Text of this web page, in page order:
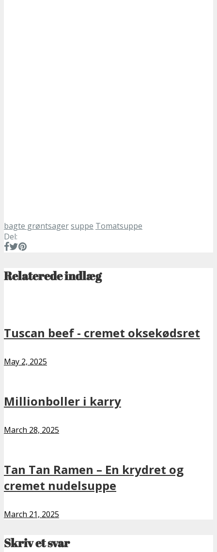
bagte grøntsagersuppe Tomatsuppe
Del:
Relaterede indlæg
Tuscan beef - cremet oksekødsret
May 2, 2025
Millionboller i karry
March 28, 2025
Tan Tan Ramen – En krydret og
cremet nudelsuppe
March 21, 2025
Skriv et svar